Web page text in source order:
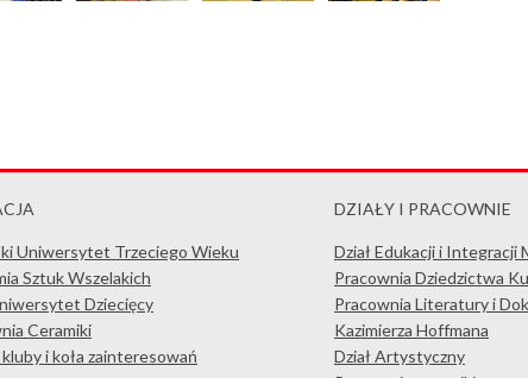
Uniwersytet Trzeciego Wieku
Sztuk Wszelakich
Dziecięcy
Ceramiki
i koła zainteresowań
DZIAŁY I PRACOWNIE
Dział Edukacji i Integracji
Pracownia Dziedzictwa
Pracownia Literatury i
Kazimierza Hoffmana
Dział Artystyczny